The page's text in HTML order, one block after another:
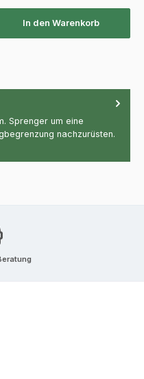
In den Warenkorb
Sprenger um eine
nachzurüsten.